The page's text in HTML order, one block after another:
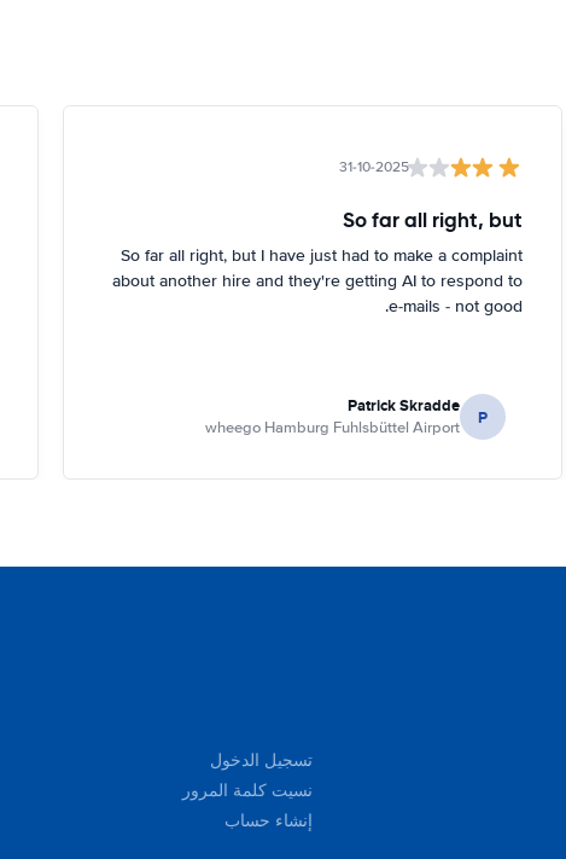
31-10-2025
So far all right, but
So far all right, but I have just had to make a complaint
about another hire and they're getting AI to respond to
e-mails - not good.
P
Patrick Skradde
wheego Hamburg Fuhlsbüttel Airport
تسجيل الدخول
نسيت كلمة المرور
إنشاء حساب